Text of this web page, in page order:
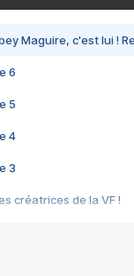
Maguire, c'est lui !
6
5
4
3
créatrices de la VF !